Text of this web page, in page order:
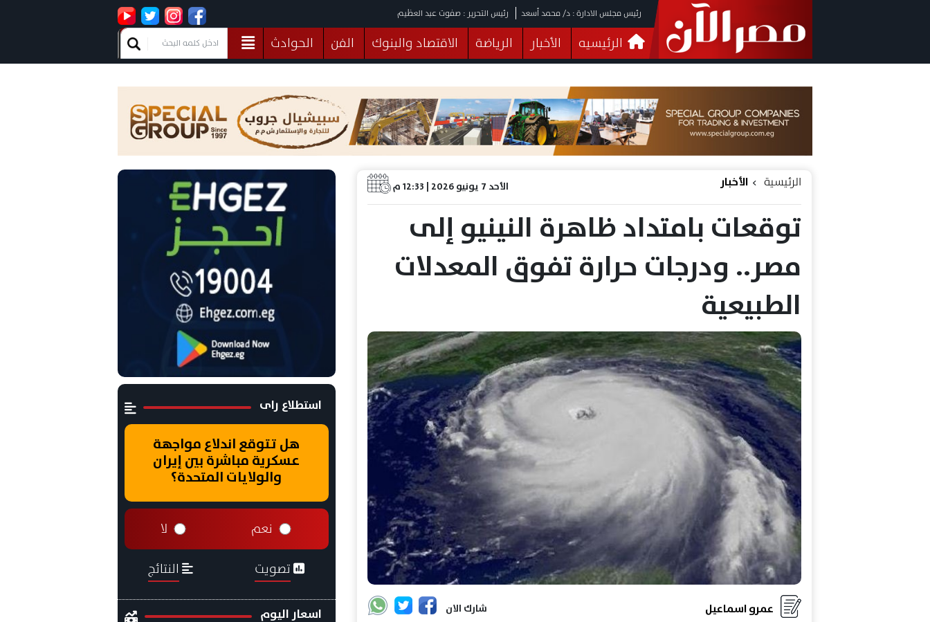
رئيس مجلس الادارة : د/ محمد أسعد رئيس التحرير : صفوت عبد العظيم
الرئيسيه الأخبار الرياضة الاقتصاد والبنوك الفن
الحوادث
فيديوهات
البرلمان صحة الثقافة خدمات منوعات
الأحد 7 يونيو 2026 | 12:33 م الرئيسية الأخبار
توقعات بامتداد ظاهرة النينيو إلى
مصر.. ودرجات حرارة تفوق المعدلات
الطبيعية
شارك الان عمرو اسماعيل
استطلاع راى
هل تتوقع اندلاع مواجهة
عسكرية مباشرة بين إيران
والولايات المتحدة؟
نعم لا
تصويت النتائج
اسعار اليوم